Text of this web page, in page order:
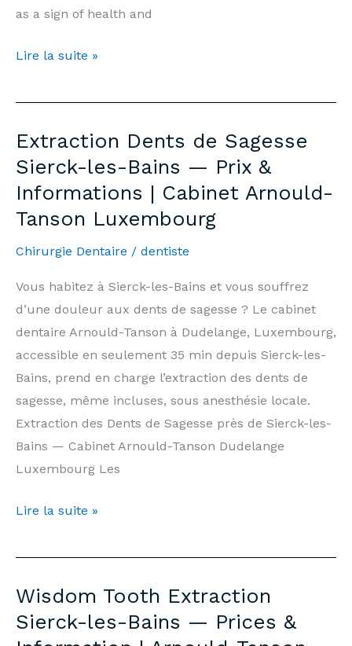
as a sign of health and
Teeth
Sierck-
Bains
—
Price
€500
Information
|
Arnould-
Tanson
Practice
Luxembourg
Lire la suite »
Extraction Dents de Sagesse
Sierck-les-Bains — Prix &
Informations | Cabinet Arnould-
Tanson Luxembourg
Chirurgie Dentaire / dentiste
Vous habitez à Sierck-les-Bains et vous souffrez
d’une douleur aux dents de sagesse ? Le cabinet
dentaire Arnould-Tanson à Dudelange, Luxembourg,
accessible en seulement 35 min depuis Sierck-les-
Bains, prend en charge l’extraction des dents de
sagesse, même incluses, sous anesthésie locale.
Extraction des Dents de Sagesse près de Sierck-les-
Bains — Cabinet Arnould-Tanson Dudelange
Luxembourg Les
Extraction
de
Sierck-
les-
Lire la suite »
Wisdom Tooth Extraction
Sierck-les-Bains — Prices &